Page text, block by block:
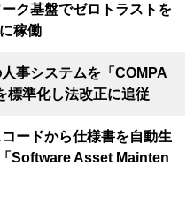
ク基盤でゼロトラストを
稼働
事システムを「COMPA
標準化し法改正に追従
ードから仕様書を自動生
Software Asset Mainten